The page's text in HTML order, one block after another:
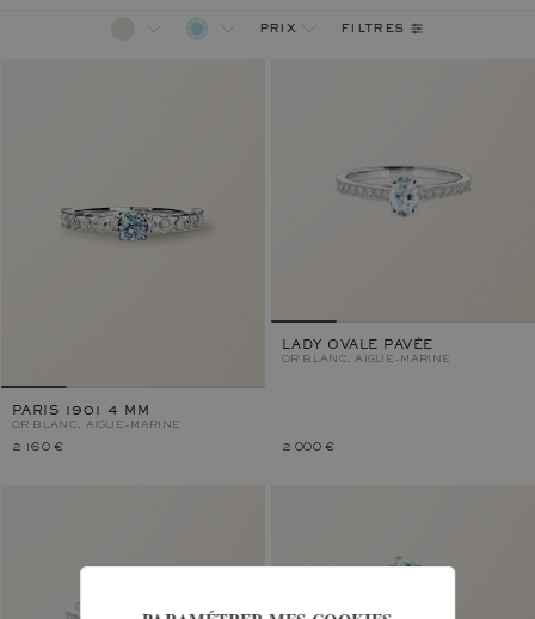
prix filtres
PARIS 1901 4 MM
OR BLANC, AIGUE-MARINE
2 160 €
LADY OVALE PAVÉE
OR BLANC, AIGUE-MARINE
2 000 €